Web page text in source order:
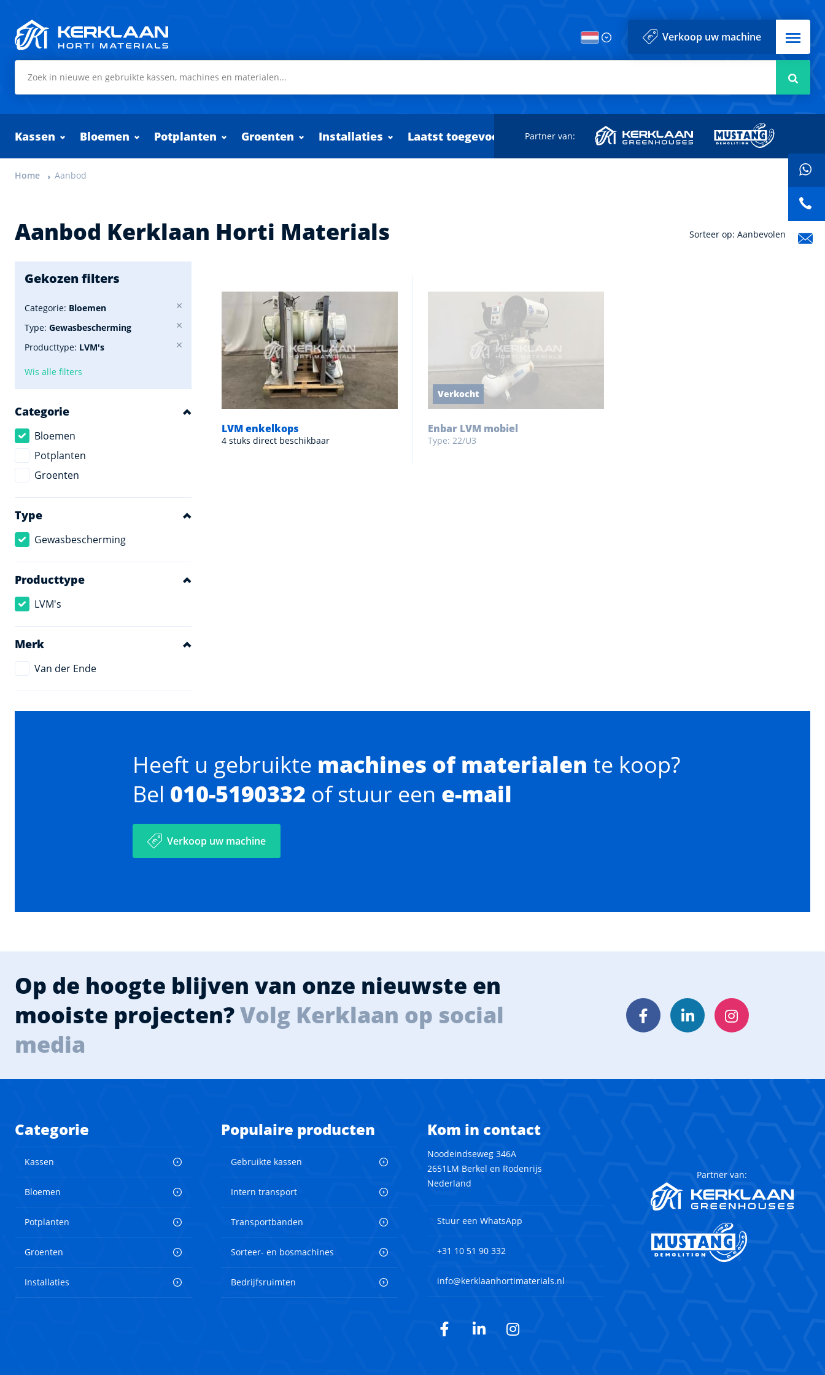
Verkoop uw machine Menu
Kassen Bloemen Potplanten Groenten Installaties Laatst toegevoegd Partner van:
Home Aanbod
Aanbod Kerklaan Horti Materials Sorteer op: Aanbevolen
Gekozen filters
Categorie: Bloemen
Type: Gewasbescherming
Producttype: LVM's
Wis alle filters
Categorie
Bloemen
Potplanten
Groenten
Type
Gewasbescherming
Producttype
LVM's
Merk
Van der Ende
LVM enkelkops
4 stuks direct beschikbaar
Verkocht
Enbar LVM mobiel
Type: 22/U3
Heeft u gebruikte machines of materialen te koop?
Bel 010-5190332 of stuur een e-mail
Verkoop uw machine
Op de hoogte blijven van onze nieuwste en
mooiste projecten?Volg Kerklaan op social
media
FacebookLinkedInInstagram
Categorie
Kassen
Bloemen
Potplanten
Groenten
Installaties
Populaire producten
Gebruikte kassen
Intern transport
Transportbanden
Sorteer- en bosmachines
Bedrijfsruimten
Kom in contact
Noodeindseweg 346A
2651LM Berkel en Rodenrijs
Nederland
Stuur een WhatsApp
+31 10 51 90 332
info@kerklaanhortimaterials.nl
Facebook
LinkedInInstagram
Partner van: